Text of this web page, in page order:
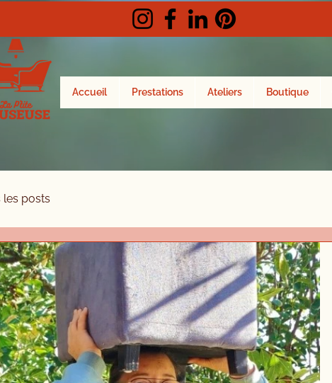
Accueil Prestations Ateliers Boutique
les posts